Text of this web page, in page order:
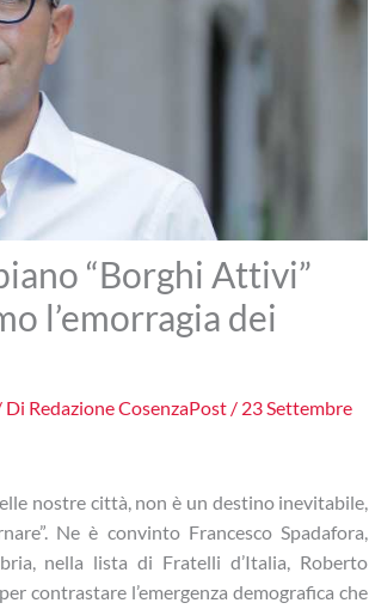
“Borghi Attivi”
l’emorragia dei
Redazione CosenzaPost / 23 Settembre
nostre città, non è un destino inevitabile,
Ne è convinto Francesco Spadafora,
nella lista di Fratelli d’Italia, Roberto
contrastare l’emergenza demografica che